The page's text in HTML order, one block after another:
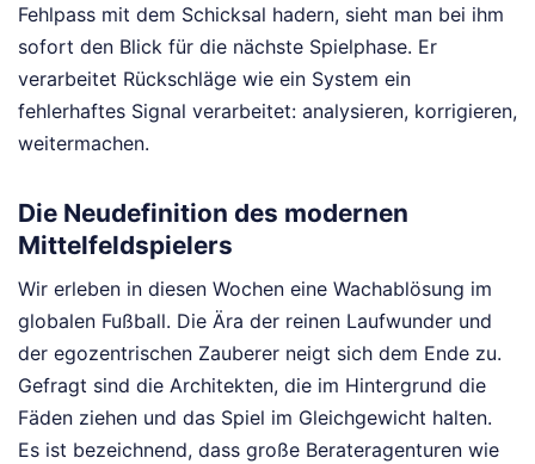
Fehlpass mit dem Schicksal hadern, sieht man bei ihm
sofort den Blick für die nächste Spielphase. Er
verarbeitet Rückschläge wie ein System ein
fehlerhaftes Signal verarbeitet: analysieren, korrigieren,
weitermachen.
Die Neudefinition des modernen
Mittelfeldspielers
Wir erleben in diesen Wochen eine Wachablösung im
globalen Fußball. Die Ära der reinen Laufwunder und
der egozentrischen Zauberer neigt sich dem Ende zu.
Gefragt sind die Architekten, die im Hintergrund die
Fäden ziehen und das Spiel im Gleichgewicht halten.
Es ist bezeichnend, dass große Berateragenturen wie